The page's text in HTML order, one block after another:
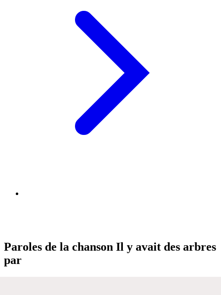
Paroles de la chanson Il y avait des arbres
par